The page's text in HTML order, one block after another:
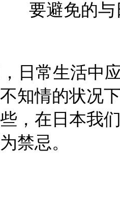
要避免的
日常生活中
知情的状况
，在日本我
禁忌。